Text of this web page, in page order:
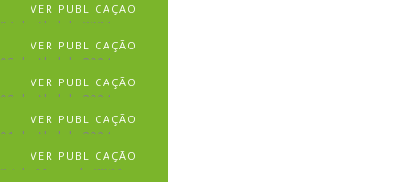
VER PUBLICAÇÃO
04 de Abril de 2024
VER PUBLICAÇÃO
03 de Abril de 2024
VER PUBLICAÇÃO
02 de Abril de 2024
VER PUBLICAÇÃO
01 de Abril de 2024
VER PUBLICAÇÃO
27 de Março de 2024